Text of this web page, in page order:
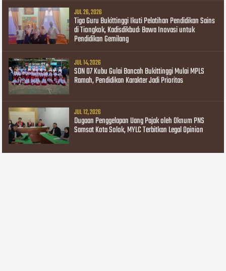
JUL 26, 2026
Tiga Guru Bukittinggi Ikuti Pelatihan Pendidikan Sains
di Tiongkok, Kadisdikbud: Bawa Inovasi untuk
Pendidikan Gemilang
JUL 14, 2026
SDN 07 Kubu Gulai Bancah Bukittinggi Mulai MPLS
Ramah, Pendidikan Karakter Jadi Prioritas
JUL 12, 2026
Dugaan Penggelapan Uang Pajak oleh Oknum PNS
Samsat Kota Solok, MYLC Terbitkan Legal Opinion